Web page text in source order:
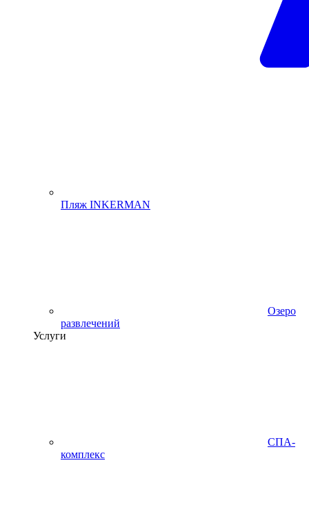
Пляж INKERMAN
Озеро
развлечений
Услуги
СПА-
комплекс